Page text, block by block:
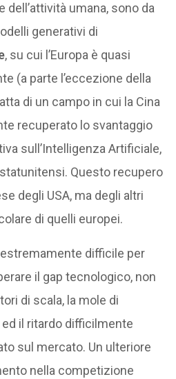
umana, sono da
generativi di
, su cui l’Europa è quasi
(a parte l’eccezione della
di un campo in cui la Cina
recuperato lo svantaggio
sull’Intelligenza Artificiale,
Questo recupero
degli USA, ma degli altri
di quelli europei.
difficile per
il gap tecnologico, non
di scala, la mole di
il ritardo difficilmente
sul mercato. Un ulteriore
nella competizione